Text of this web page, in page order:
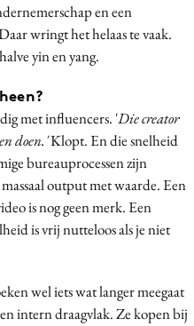
en een
wringt het helaas te vaak.
yin en yang.
met influencers. 'Die creator
doen.'Klopt. En die snelheid
bureauprocessen zijn
output met waarde. Een
is nog geen merk. Een
is vrij nutteloos als je niet
wel iets wat langer meegaat
intern draagvlak. Ze kopen bij